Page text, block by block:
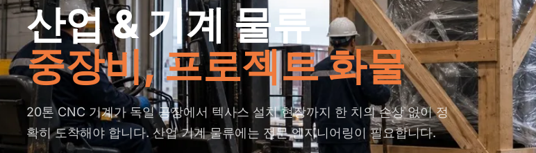
산업 & 기계 물류
중장비, 프로젝트 화물
20톤 CNC 기계가 독일 공장에서 텍사스 설치 현장까지 한 치의 손상 없이 정
확히 도착해야 합니다. 산업 기계 물류에는 전문 엔지니어링이 필요합니다.